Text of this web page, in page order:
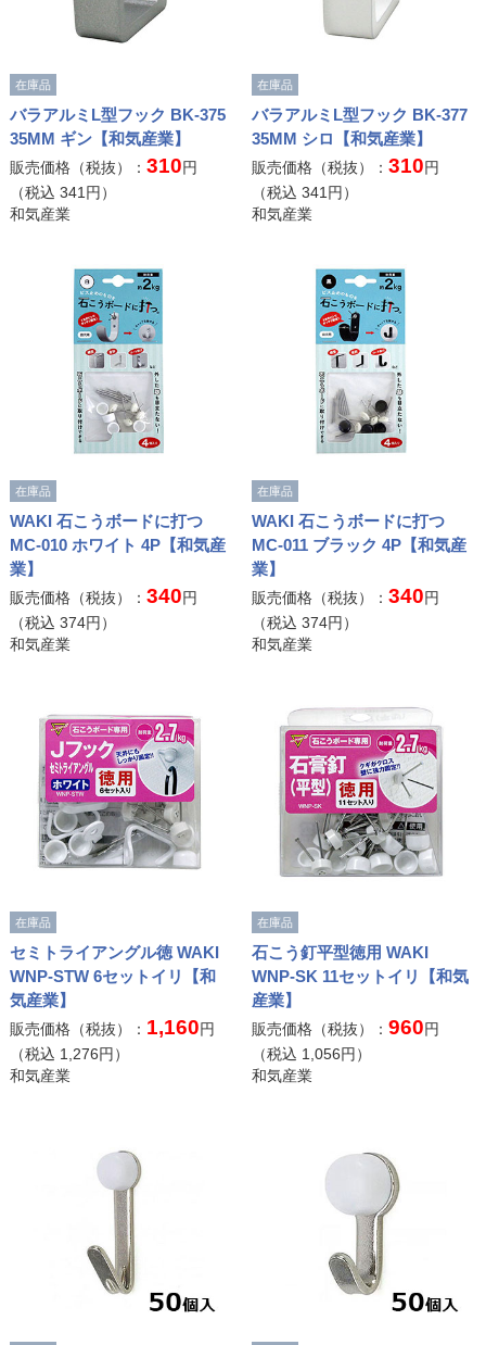
在庫品
バラアルミL型フック BK-375
35MM ギン【和気産業】
販売価格（税抜）： 310円
（税込 341 円）
和気産業
在庫品
バラアルミL型フック BK-377
35MM シロ【和気産業】
販売価格（税抜）：310円
（税込341 円）
和気産業
在庫品
WAKI 石こうボードに打つ
MC-010 ホワイト 4P【和気産
業】
販売価格（税抜）： 340円
（税込 374円）
和気産業
在庫品
WAKI 石こうボードに打つ
MC-011 ブラック 4P【和気産
業】
販売価格（税抜）：340円
（税込374円）
和気産業
在庫品
セミトライアングル徳 WAKI
WNP-STW 6セットイリ【和
気産業】
販売価格（税抜）： 1,160円
（税込 1,276円）
和気産業
在庫品
石こう釘平型徳用 WAKI
WNP-SK 11セットイリ【和気
産業】
販売価格（税抜）：960円
（税込 1,056円）
和気産業